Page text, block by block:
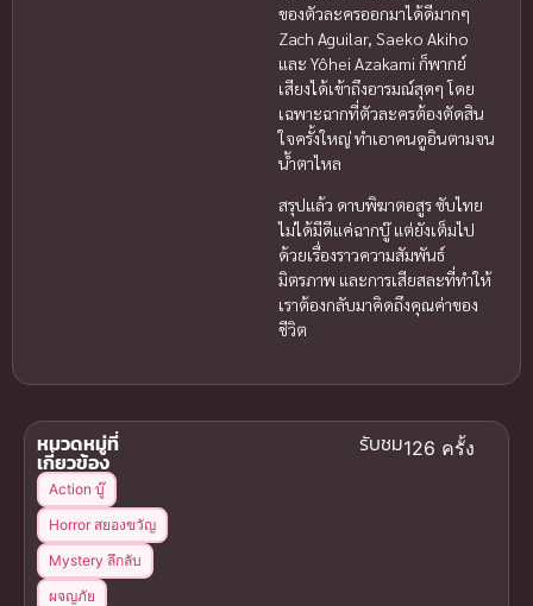
ของตัวละครออกมาได้ดีมากๆ
Zach Aguilar, Saeko Akiho
และ Yôhei Azakami ก็พากย์
เสียงได้เข้าถึงอารมณ์สุดๆ โดย
เฉพาะฉากที่ตัวละครต้องตัดสิน
ใจครั้งใหญ่ ทำเอาคนดูอินตามจน
น้ำตาไหล
สรุปแล้ว ดาบพิฆาตอสูร ซับไทย
ไม่ได้มีดีแค่ฉากบู๊ แต่ยังเต็มไป
ด้วยเรื่องราวความสัมพันธ์
มิตรภาพ และการเสียสละที่ทำให้
เราต้องกลับมาคิดถึงคุณค่าของ
ชีวิต
รับชม126 ครั้ง
หมวดหมู่ที่
เกี่ยวข้อง
Action บู๊
Horror สยองขวัญ
Mystery ลึกลับ
ผจญภัย